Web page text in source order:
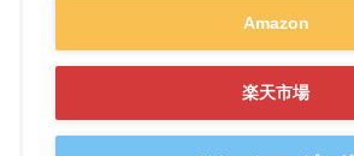
Amazon
楽天市場